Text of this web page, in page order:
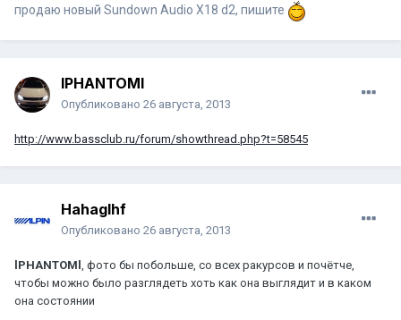
продаю новый Sundown Audio X18 d2, пишите
lPHANTOMl
Опубликовано 26 августа, 2013
http://www.bassclub.ru/forum/showthread.php?t=58545
Hahaglhf
Опубликовано 26 августа, 2013
lPHANTOMl , фото бы побольше, со всех ракурсов и почётче,
чтобы можно было разглядеть хоть как она выглядит и в каком
она состоянии